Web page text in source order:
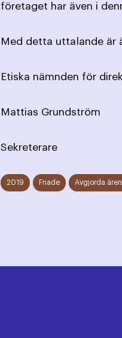
företaget har även i
Med detta uttalande är
Etiska nämnden för
Mattias Grundström
Sekreterare
2019 Friade Avgjorda